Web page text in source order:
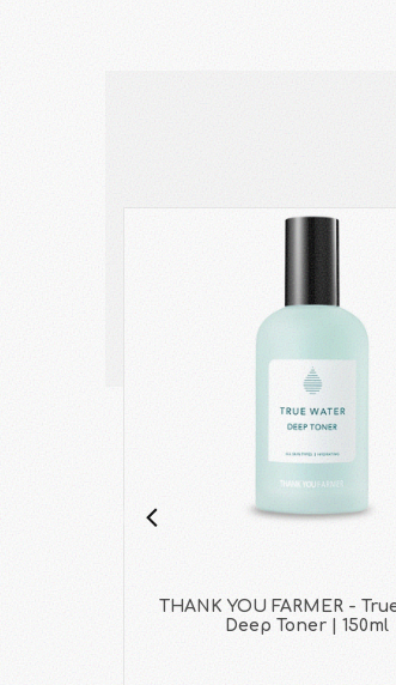
THANK YOU FARMER -
Deep Toner | 150ml